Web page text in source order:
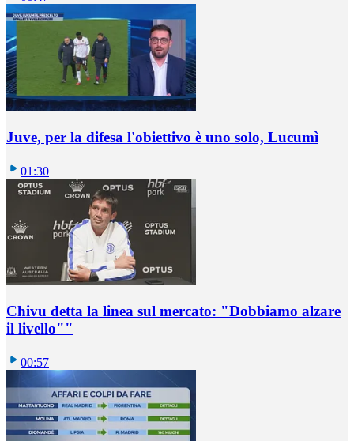
Juve, per la difesa l'obiettivo è uno solo, Lucumì
01:30
Chivu detta la linea sul mercato: "Dobbiamo alzare
il livello""
00:57